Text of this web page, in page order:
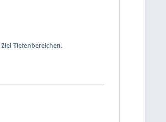
Ziel-Tiefenbereichen.